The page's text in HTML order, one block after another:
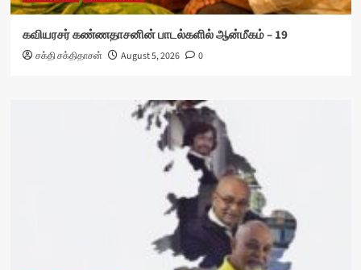
கவியரசர் கண்ணதாசனின் பாடல்களில் ஆன்மீகம் – 19
சக்தி சக்திதாசன் August 5, 2026 0